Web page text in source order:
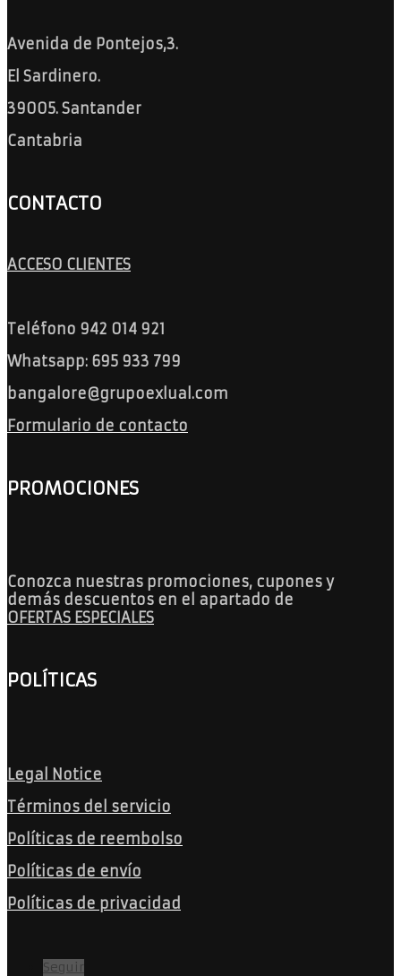
Avenida de Pontejos,3.
El Sardinero.
39005. Santander
Cantabria
CONTACTO
ACCESO CLIENTES
Teléfono 942 014 921
Whatsapp: 695 933 799
bangalore@grupoexlual.com
Formulario de contacto
PROMOCIONES
Conozca nuestras promociones, cupones y
demás descuentos en el apartado de
OFERTAS ESPECIALES
POLÍTICAS
Legal Notice
Términos del servicio
Políticas de reembolso
Políticas de envío
Políticas de privacidad
Seguir